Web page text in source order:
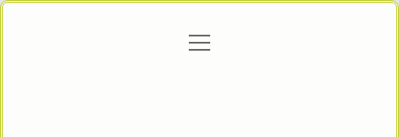
Gizlilik Politikası
menüyü